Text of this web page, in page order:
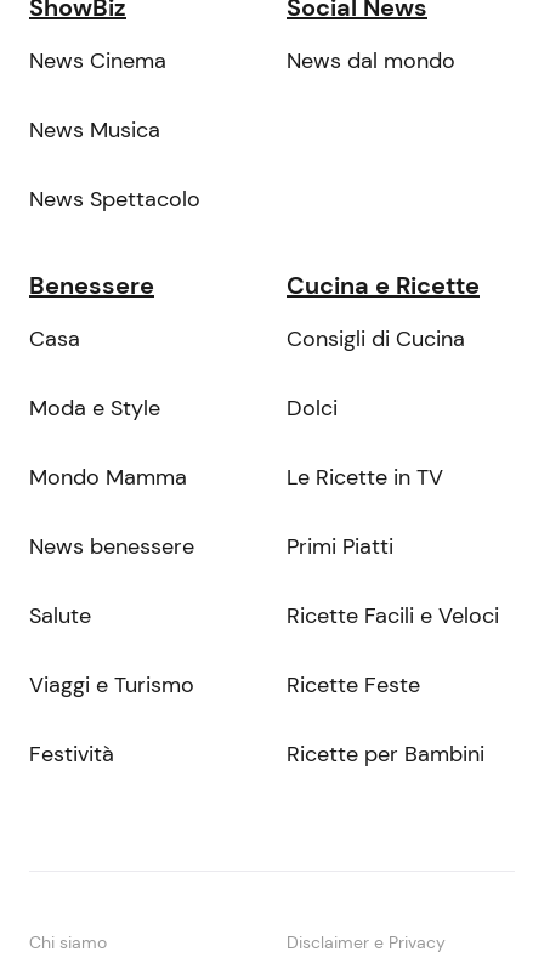
ShowBiz
News Cinema
News Musica
News Spettacolo
Social News
News dal mondo
Benessere
Casa
Moda e Style
Mondo Mamma
News benessere
Salute
Viaggi e Turismo
Festività
Cucina e Ricette
Consigli di Cucina
Dolci
Le Ricette in TV
Primi Piatti
Ricette Facili e Veloci
Ricette Feste
Ricette per Bambini
Chi siamo Disclaimer e Privacy